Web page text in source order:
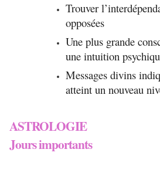
Trouver
opposées
Une plus grande
une intuition
Messages divins
atteint un nouveau
ASTROLOGIE
Jours importants